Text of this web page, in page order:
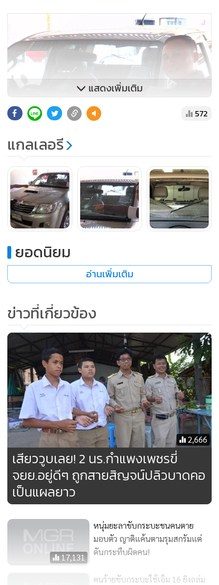
แสดงเพิ่มเติม
572
แกลเลอรี
ยอดนิยม
อ่านเพิ่มเติม
ข่าวที่เกี่ยวข้อง
2,666
เสียววูบเลย! 2 นร.กำแพงเพชรขี่
จยย.อยู่ดีๆ ถูกสายสิญจน์ปลิวบาดคอ
เป็นแผลยาว
17,131
หนุ่มยะลาขับกระบะชนคนตาย
มอบตัว ญาติแค้นตามรุมสกรัมแต่
ดันกระทืบผิดคน!
คนร้ายขับกระบะใช้เอ็ม 16 ยิงถล่ม